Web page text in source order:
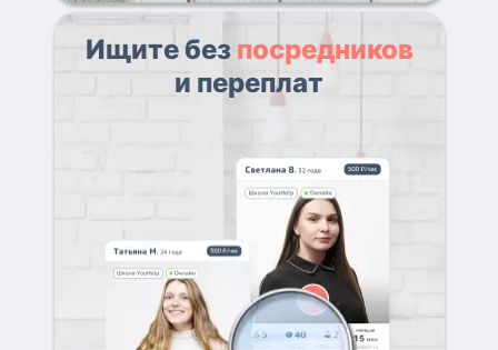
Ищите без посредников
и переплат